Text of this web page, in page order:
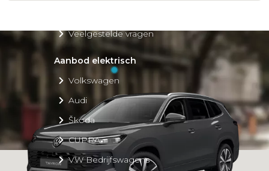
Veelgestelde vragen
Aanbod elektrisch
Volkswagen
Audi
Škoda
CUPRA
VW Bedrijfswagens